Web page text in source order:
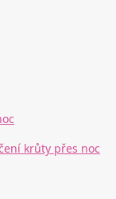
krůty přes noc